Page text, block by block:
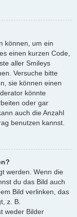
können, um ein
einen kurzen Code,
aller Smileys
Versuche bitte
sie können einen
könnte
oder gar
auch die Anzahl
benutzen kannst.
werden. Wenn die
du das Bild auch
Bild verlinken, das
z. B.
weder Bilder